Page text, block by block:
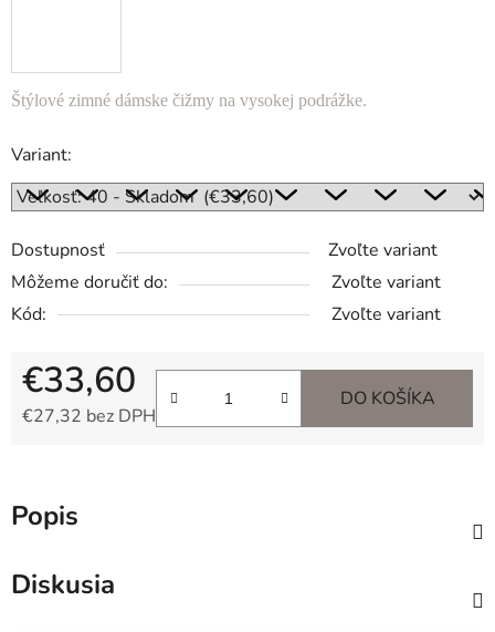
Štýlové zimné dámske čižmy na vysokej podrážke.
Variant:
Dostupnosť
Zvoľte variant
Môžeme doručiť do:
Zvoľte variant
Kód:
Zvoľte variant
€33,60
€27,32 bez DPH
DO KOŠÍKA
Popis
Diskusia